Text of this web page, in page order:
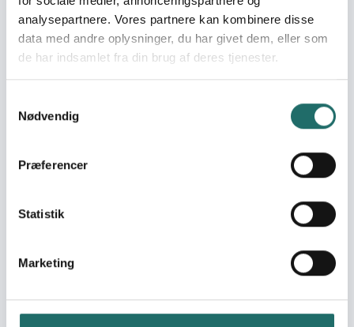
analysepartnere. Vores partnere kan kombinere disse
data med andre oplysninger, du har givet dem, eller som
de har indsamlet fra din brug af deres tjenester.
Nødvendig
Præferencer
Statistik
Marketing
handling
Indsatser foregår i: Uganda
Girls Economic Restoration and Development for
empower and uplift the lives of 48 school dropout girls
and teenage mothers in Uganda. The project aims to
development and social inclusion. The main activities of
this intervention include: 1) Vocational Training of girls,
customizing skills programs that suit the needs of
school dropout girls, offering specialized vocational
management skills. 2) Community Engagement and